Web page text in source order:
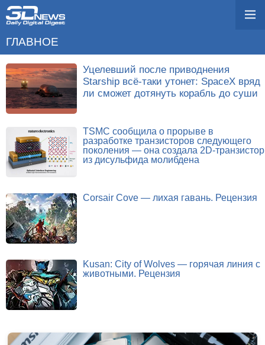
ГЛАВНОЕ
Уцелевший после приводнения
Starship всё-таки утонет: SpaceX вряд
ли сможет дотянуть корабль до суши
TSMC сообщила о прорыве в
разработке транзисторов следующего
поколения — она создала 2D-транзистор
из дисульфида молибдена
Corsair Cove — лихая гавань. Рецензия
Kusan: City of Wolves — горячая линия с
животными. Рецензия